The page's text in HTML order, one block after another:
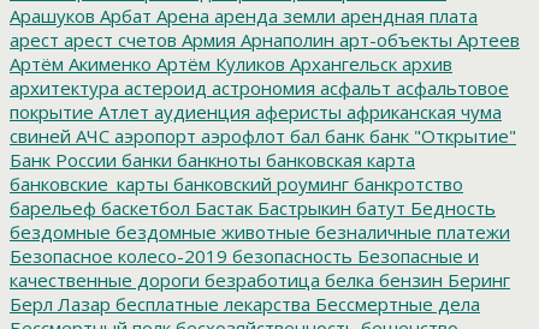
Арашуков Арбат Арена аренда земли арендная плата
арест арест счетов Армия Арнаполин арт-объекты Артеев
Артём Акименко Артём Куликов Архангельск архив
архитектура астероид астрономия асфальт асфальтовое
покрытие Атлет аудиенция аферисты африканская чума
свиней АЧС аэропорт аэрофлот бал банк банк "Открытие"
Банк России банки банкноты банковская карта
банковские_карты банковский роуминг банкротство
барельеф баскетбол Бастак Бастрыкин батут Бедность
бездомные бездомные животные безналичные платежи
Безопасное колесо-2019 безопасность Безопасные и
качественные дороги безработица белка бензин Беринг
Берл Лазар бесплатные лекарства Бессмертные дела